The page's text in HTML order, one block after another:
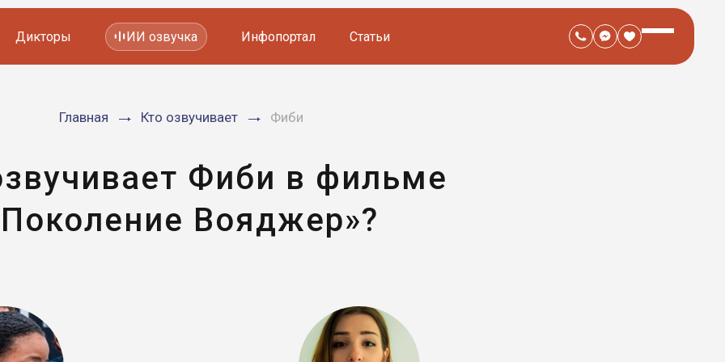
Мультфильмов
Дикторы ИИ озвучка Инфопортал Статьи
Главная Кто озвучивает Фиби
Фиби в фильме
Вояджер»?